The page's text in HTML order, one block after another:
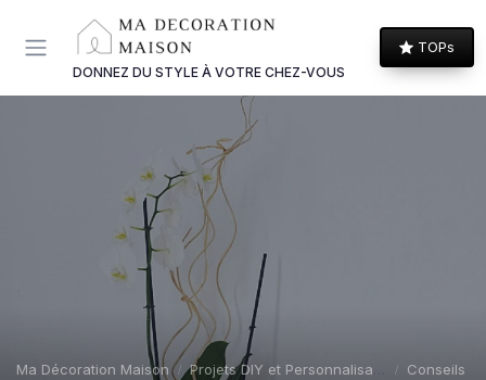
DONNEZ DU STYLE À VOTRE CHEZ-VOUS
TOPs
Ma Décoration Maison Projets DIY et Personnalisation Conseils
Panneau de gestion des cookies